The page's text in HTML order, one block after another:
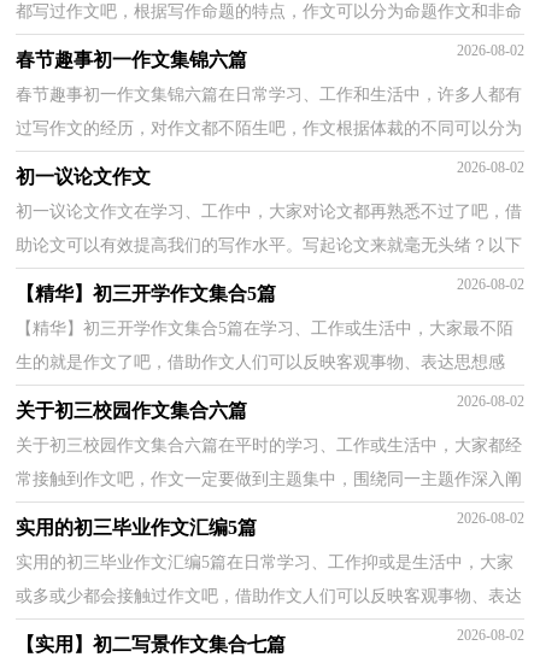
都写过作文吧，根据写作命题的特点，作文可以分为命题作文和非命
题作文。写起作文来就毫无头绪？下面是小编帮大家整...
春节趣事初一作文集锦六篇 2026-08-02
春节趣事初一作文集锦六篇在日常学习、工作和生活中，许多人都有
过写作文的经历，对作文都不陌生吧，作文根据体裁的不同可以分为
记叙文、说明文、应用文、议论文。相信很多朋友都...
初一议论文作文 2026-08-02
初一议论文作文在学习、工作中，大家对论文都再熟悉不过了吧，借
助论文可以有效提高我们的写作水平。写起论文来就毫无头绪？以下
是小编收集整理的初一议论文作文，欢迎阅读与收藏。...
【精华】初三开学作文集合5篇 2026-08-02
【精华】初三开学作文集合5篇在学习、工作或生活中，大家最不陌
生的就是作文了吧，借助作文人们可以反映客观事物、表达思想感
情、传递知识信息。你所见过的作文是什么样的呢？以...
关于初三校园作文集合六篇 2026-08-02
关于初三校园作文集合六篇在平时的学习、工作或生活中，大家都经
常接触到作文吧，作文一定要做到主题集中，围绕同一主题作深入阐
述，切忌东拉西扯，主题涣散甚至无主题。你所见过的作...
实用的初三毕业作文汇编5篇 2026-08-02
实用的初三毕业作文汇编5篇在日常学习、工作抑或是生活中，大家
或多或少都会接触过作文吧，借助作文人们可以反映客观事物、表达
思想感情、传递知识信息。你所见过的作文是什么...
【实用】初二写景作文集合七篇 2026-08-02